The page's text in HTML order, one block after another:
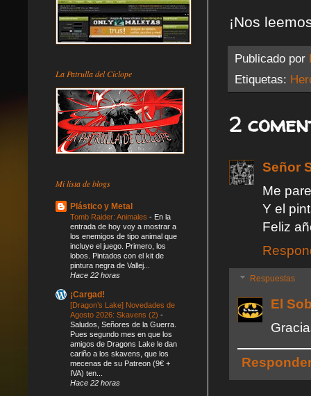
¡Nos
Publicado por
Etiquetas:
2
Señor
Me
Y el
Feliz
Respuestas
El
La Patrulla del Cíclope
Mi lista de blogs
Plástico y Metal
Tomb Raider: Animales - En la
entrada de hoy voy a mostrar a
los enemigos de tipo animal que
incluye el juego. Primero, los
lobos. Pintados con el kit de
pintura negra de Vallej...
Hace 22 horas
¡Cargad!
[Dragon’s Lake] Novedades de
Agosto 2026: Skavens (2) -
Saludos, Señores de la Guerra.
Pues segundo mes en que los
amigos de Dragons Lake le dan
cariño a los skavens, que los
mecenas de su Patreon (9€ +
IVA) ten...
Hace 22 horas